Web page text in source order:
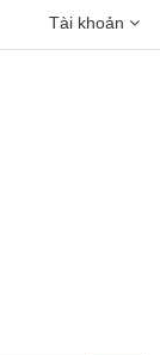
Tài khoản